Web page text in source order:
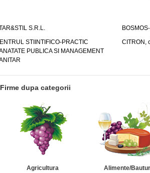
S.R.L.
STIINTIFICO-PRACTIC
PUBLICA SI MANAGEMENT
CITRON,
Firme dupa categorii
Agricultura Alimente/